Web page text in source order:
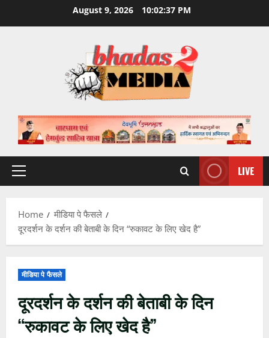
August 9, 2026 10:02:38 PM
Primary
LIVE
Home
मीडिया पे फैसले
दूरदर्शन के दर्शन की बेताबी के दिन “रुकावट के लिए खेद है”
मीडिया पे फैसले
दूरदर्शन के दर्शन की बेताबी के दिन
“रुकावट के लिए खेद है”